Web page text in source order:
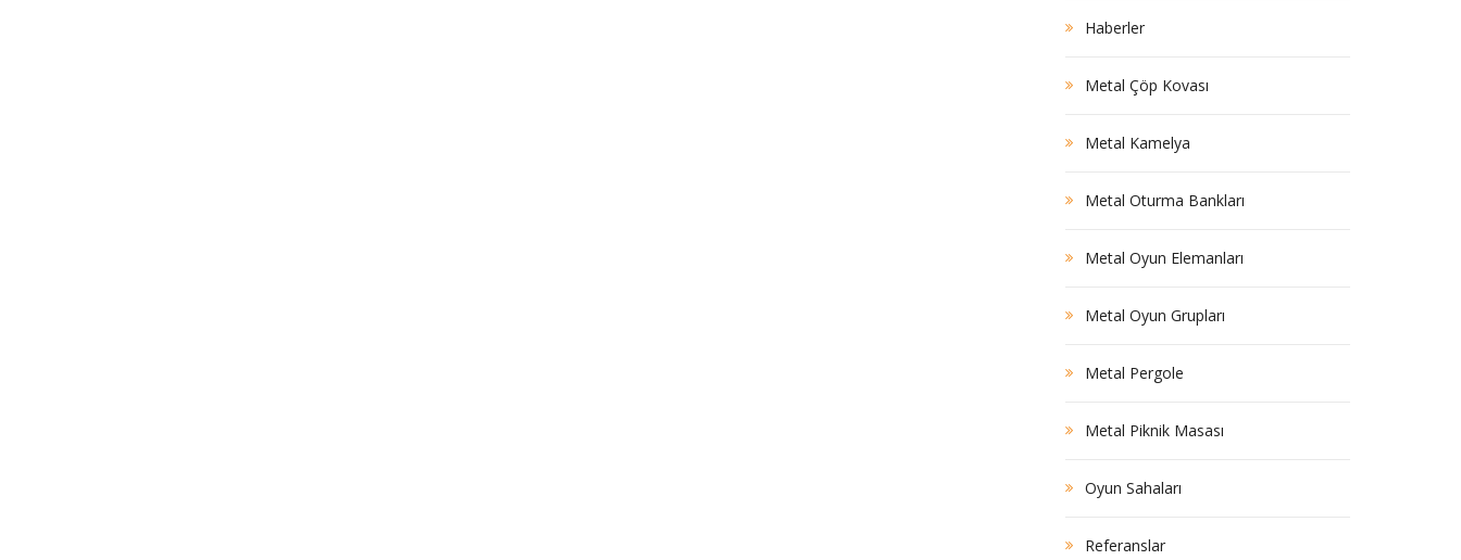
Haberler
Metal Çöp Kovası
Metal Kamelya
Metal Oturma Bankları
Metal Oyun Elemanları
Metal Oyun Grupları
Metal Pergole
Metal Piknik Masası
Oyun Sahaları
Referanslar